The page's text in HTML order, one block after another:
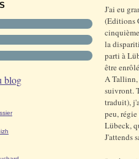
blog
J'ai eu
(Editions
la
parti à
être
A Tallinn,
suivront.
traduit),
peu,
Lübeck,
J'attends